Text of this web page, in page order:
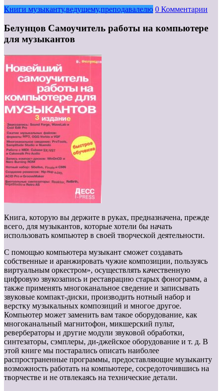
Книги музыканту,ведущему,преподавалелю 0 Комментарии
Белунцов Самоучитель работы на компьютере
для музыкантов
Книга, которую вы держите в руках, предназначена, прежде
всего, для музыкантов, которые хотели бы начать
использовать компьютер в своей творческой деятельности.
С помощью компьютера музыкант сможет создавать
собственные и аранжировать чужие композиции, пользуясь
виртуальным оркестром», осуществлять качественную
цифровую звукозапись и реставрацию старых фонограмм, а
также применять многоканальное сведение и записывать
звуковые компакт-диски, производить нотный набор и
верстку музыкальных композиций и многое другое.
Компьютер может заменить вам такое оборудование, как
многоканальный магнитофон, микшерский пульт,
ревербераторы и другие модули звуковой обработки,
синтезаторы, сэмплеры, ди-джейское оборудование и т. д. В
этой книге мы постарались описать наиболее
распространенные программы, предоставляющие музыканту
возможность работать на компьютере, сосредоточившись на
творчестве и не отвлекаясь на технические детали.